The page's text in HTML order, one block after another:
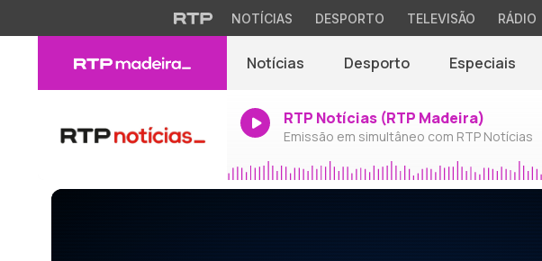
NOTÍCIAS DESPORTO TELEVISÃO RÁDIO
Notícias Desporto Especiais
RTP Notícias (RTP Madeira)
Emissão em simultâneo com RTP Notícias